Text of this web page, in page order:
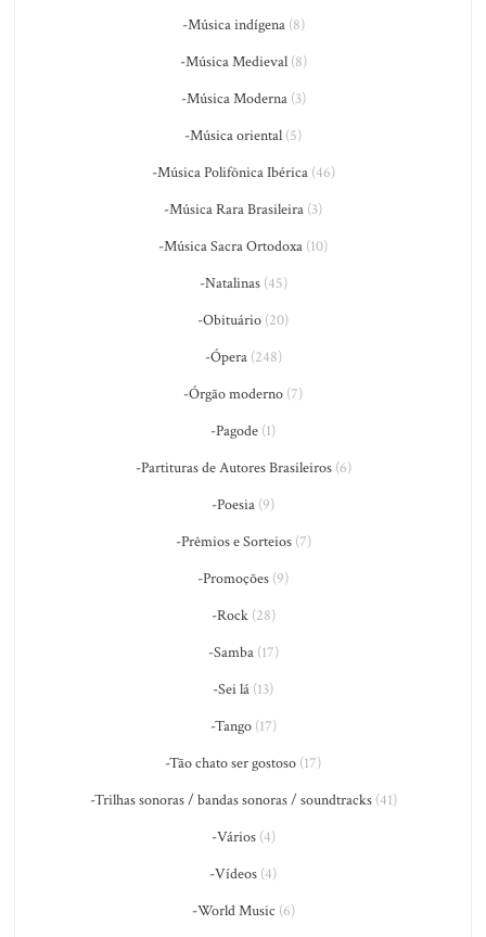
-Música indígena(8)
-Música Medieval(8)
-Música Moderna(3)
-Música oriental (5)
-Música Polifônica Ibérica(46)
-Música Rara Brasileira (3)
-Música Sacra Ortodoxa (10)
-Natalinas(45)
-Obituário (20)
-Ópera(248)
-Órgão moderno (7)
-Pagode (1)
-Partituras de Autores Brasileiros(6)
-Poesia (9)
-Prêmios e Sorteios(7)
-Promoções (9)
-Rock(28)
-Samba(17)
-Sei lá (13)
-Tango(17)
-Tão chato ser gostoso (17)
-Trilhas sonoras / bandas sonoras / soundtracks(41)
-Vários(4)
-Vídeos (4)
-World Music (6)